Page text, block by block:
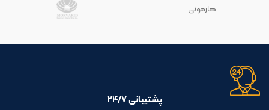
هارمونی
پشتیبانی ۲۴/۷